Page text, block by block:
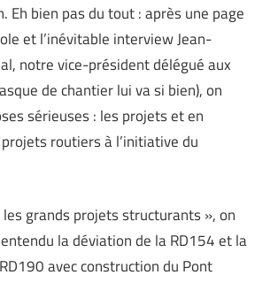
Eh bien pas du tout : après une page
et l’inévitable interview Jean-
notre vice-président délégué aux
de chantier lui va si bien), on
sérieuses : les projets et en
routiers à l’initiative du
grands projets structurants », on
la déviation de la RD154 et la
avec construction du Pont